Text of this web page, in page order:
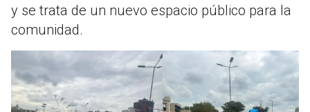
y se trata de un nuevo espacio público para la
comunidad.